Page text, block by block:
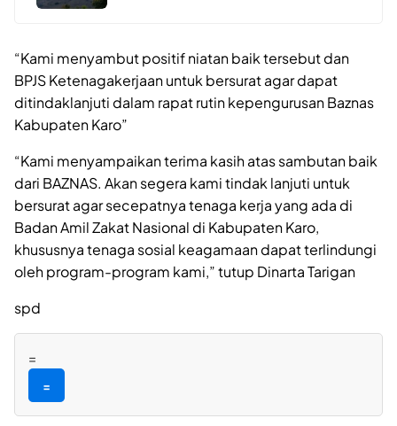
“Kami menyambut positif niatan baik tersebut dan
BPJS Ketenagakerjaan untuk bersurat agar dapat
ditindaklanjuti dalam rapat rutin kepengurusan Baznas
Kabupaten Karo”
“Kami menyampaikan terima kasih atas sambutan baik
dari BAZNAS. Akan segera kami tindak lanjuti untuk
bersurat agar secepatnya tenaga kerja yang ada di
Badan Amil Zakat Nasional di Kabupaten Karo,
khususnya tenaga sosial keagamaan dapat terlindungi
oleh program-program kami,” tutup Dinarta Tarigan
spd
=
=